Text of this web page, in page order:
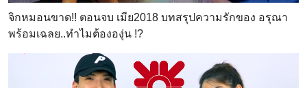
จิกหมอนขาด!! ตอนจบ เมีย2018 บทสรุปความรักของ อรุณา
พร้อมเฉลย..ทำไมต้ององุ่น !?